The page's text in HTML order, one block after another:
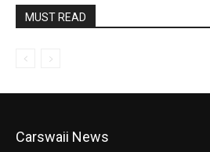
Carswaii News